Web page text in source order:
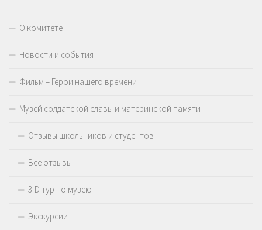
О комитете
Новости и события
Фильм – Герои нашего времени
Музей солдатской славы и материнской памяти
Отзывы школьников и студентов
Все отзывы
3-D тур по музею
Экскурсии